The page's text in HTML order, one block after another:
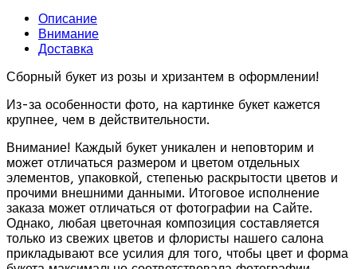
Описание
Внимание
Доставка
Сборный букет из розы и хризантем в оформлении!
Из-за особенности фото, на картинке букет кажется
крупнее, чем в действительности.
Внимание! Каждый букет уникален и неповторим и
может отличаться размером и цветом отдельных
элементов, упаковкой, степенью раскрытости цветов и
прочими внешними данными. Итоговое исполнение
заказа может отличаться от фотографии на Сайте.
Однако, любая цветочная композиция составляется
только из свежих цветов и флористы нашего салона
прикладывают все усилия для того, чтобы цвет и форма